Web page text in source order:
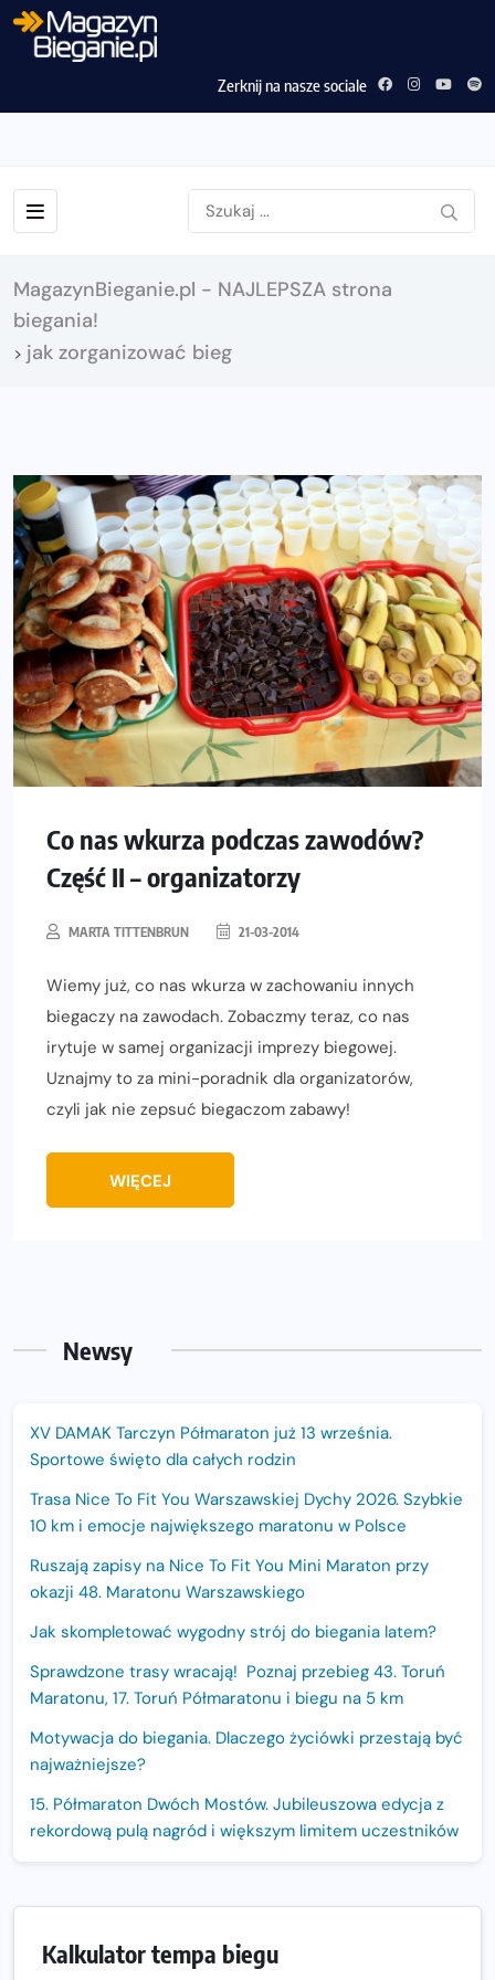
Zerknij na nasze sociale
MagazynBieganie.pl - NAJLEPSZA strona
biegania!
> jak zorganizować bieg
Co nas wkurza podczas zawodów?
Część II – organizatorzy
MARTA TITTENBRUN 21-03-2014
Wiemy już, co nas wkurza w zachowaniu innych
biegaczy na zawodach. Zobaczmy teraz, co nas
irytuje w samej organizacji imprezy biegowej.
Uznajmy to za mini-poradnik dla organizatorów,
czyli jak nie zepsuć biegaczom zabawy!
WIĘCEJ
Newsy
XV DAMAK Tarczyn Półmaraton już 13 września.
Sportowe święto dla całych rodzin
Trasa Nice To Fit You Warszawskiej Dychy 2026. Szybkie
10 km i emocje największego maratonu w Polsce
Ruszają zapisy na Nice To Fit You Mini Maraton przy
okazji 48. Maratonu Warszawskiego
Jak skompletować wygodny strój do biegania latem?
Sprawdzone trasy wracają! Poznaj przebieg 43. Toruń
Maratonu, 17. Toruń Półmaratonu i biegu na 5 km
Motywacja do biegania. Dlaczego życiówki przestają być
najważniejsze?
15. Półmaraton Dwóch Mostów. Jubileuszowa edycja z
rekordową pulą nagród i większym limitem uczestników
Oficjalna koszulka LOTTO 25. Poznań Maratonu!
Kalkulator tempa biegu